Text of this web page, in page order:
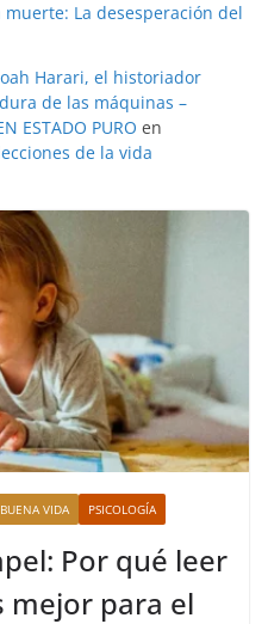
muerte: La desesperación del
Harari, el historiador
de las máquinas –
ESTADO PURO en
de la vida
BUENA VIDA PSICOLOGÍA
Por qué leer
mejor para el